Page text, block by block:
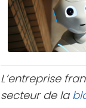
L’entreprise
secteur de la